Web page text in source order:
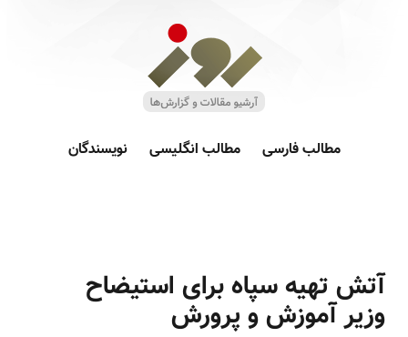
مطالب فارسی مطالب انگلیسی نویسندگان
آتش تهیه سپاه برای استیضاح
وزیر آموزش و پرورش